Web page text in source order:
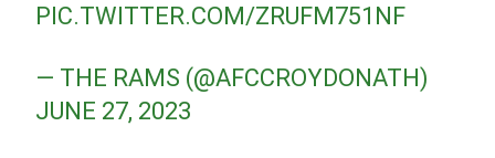
PIC.TWITTER.COM/ZRUFM751NF
— THE RAMS (@AFCCROYDONATH)
JUNE 27, 2023